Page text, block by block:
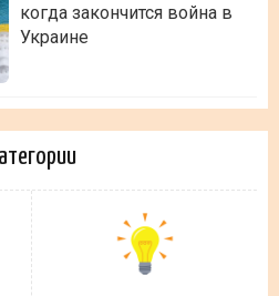
когда закончится война в
Украине